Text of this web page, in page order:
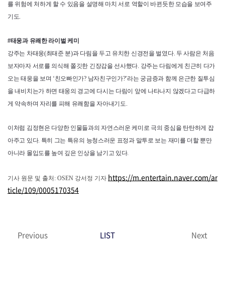
를 위험에 처하게 할 수 있음을 설명해 마치 서로 역할이 바뀐듯한 모습을 보여주
기도.
#태웅과 유쾌한 라이벌 케미
강주는 차태웅(최태준 분)과 다림을 두고 유치한 신경전을 벌였다. 두 사람은 처음
보자마자 서로를 의식해 쫄깃한 긴장감을 선사했다. 강주는 다림에게 친근히 다가
오는 태웅을 보며 ‘친오빠인가? 남자친구인가?’라는 궁금증과 함께 은근한 질투심
을 내비치는가 하면 태웅의 경고에 다시는 다림이 앞에 나타나지 않겠다고 다급하
게 약속하며 자리를 피해 유쾌함을 자아내기도.
이처럼 김정현은 다양한 인물들과의 자연스러운 케미로 극의 중심을 탄탄하게 잡
아주고 있다. 특히 그는 특유의 능청스러운 표정과 말투로 보는 재미를 더할 뿐만
아니라 몰입도를 높여 깊은 인상을 남기고 있다.
기사 원문 및 출처: OSEN 강서정 기자 https://m.entertain.naver.com/ar
ticle/109/0005170354
Previous LIST Next